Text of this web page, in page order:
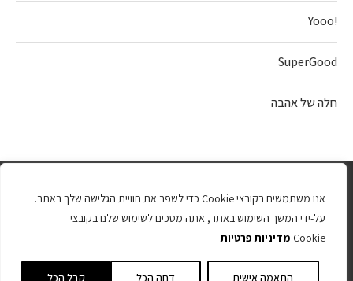
אנו משתמשים בקובצי Cookie כדי לשפר את חוויית הגלישה שלך באתר.
על-ידי המשך השימוש באתר, אתה מסכים לשימוש שלנו בקובצי
Cookie מדיניות פרטיות
התאמה אישית דחה הכל קבל הכל
!Yooo
SuperGood
חלה של אהבה